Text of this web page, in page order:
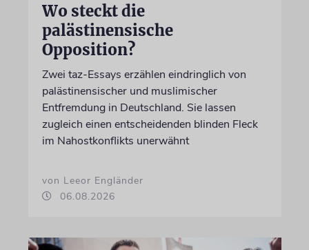
Wo steckt die
palästinensische
Opposition?
Zwei taz-Essays erzählen eindringlich von
palästinensischer und muslimischer
Entfremdung in Deutschland. Sie lassen
zugleich einen entscheidenden blinden Fleck
im Nahostkonflikts unerwähnt
von Leeor Engländer
06.08.2026